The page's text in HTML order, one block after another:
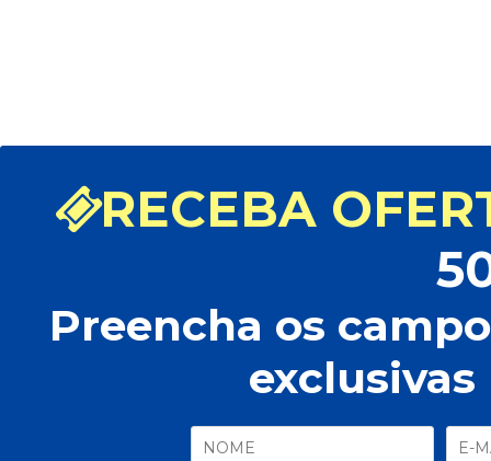
RECEBA
Preencha os
exclusivas